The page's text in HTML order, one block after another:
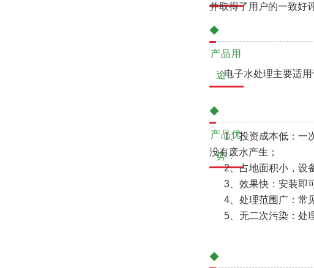
并取得了用户的一致好评
◆
产品用
途：
电子水处理主要适用
◆
产品优
势：
1、投资成本低：一次
没有废水产生；
2、占地面积小，设备
3、效果快：安装即可
4、处理范围广：常见
5、无二次污染：处理
◆